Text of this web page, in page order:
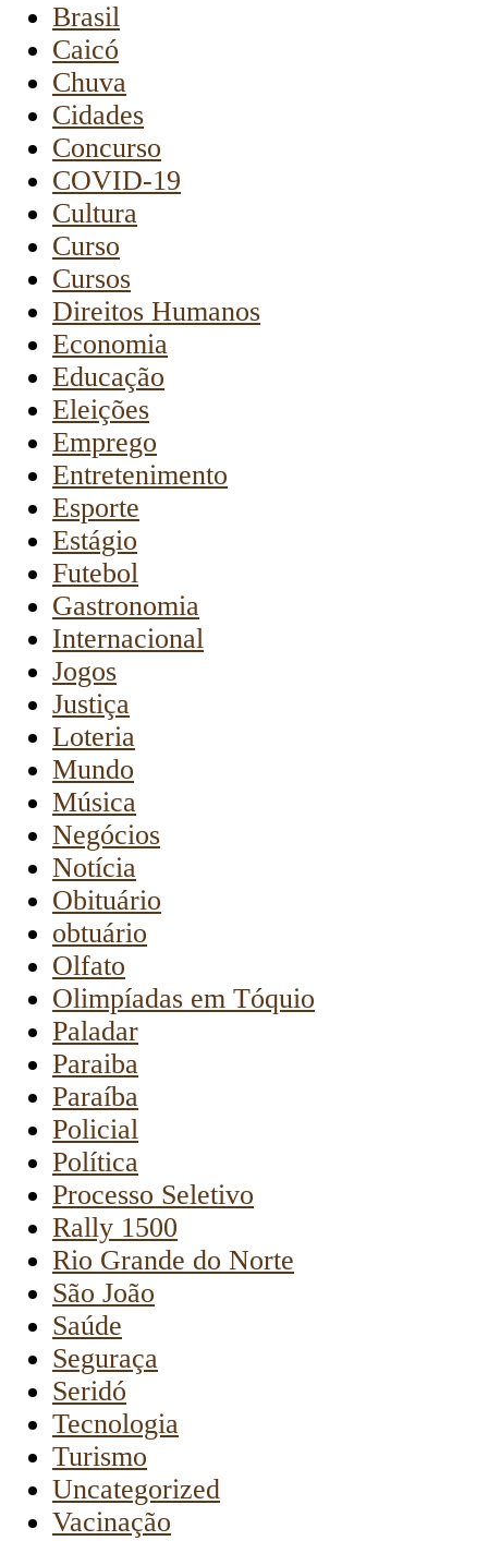
Brasil
Caicó
Chuva
Cidades
Concurso
COVID-19
Cultura
Curso
Cursos
Direitos Humanos
Economia
Educação
Eleições
Emprego
Entretenimento
Esporte
Estágio
Futebol
Gastronomia
Internacional
Jogos
Justiça
Loteria
Mundo
Música
Negócios
Notícia
Obituário
obtuário
Olfato
Olimpíadas em Tóquio
Paladar
Paraiba
Paraíba
Policial
Política
Processo Seletivo
Rally 1500
Rio Grande do Norte
São João
Saúde
Seguraça
Seridó
Tecnologia
Turismo
Uncategorized
Vacinação